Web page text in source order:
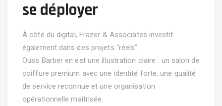
se déployer
À côté du digital, Frazer & Associates investit
également dans des projets “réels”.
Ouss Barber en est une illustration claire : un salon de
coiffure premium avec une identité forte, une qualité
de service reconnue et une organisation
opérationnelle maîtrisée.